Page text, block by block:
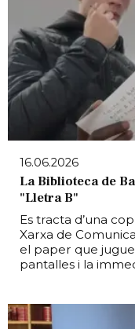
16.06.2026
La Biblioteca de
"Lletra B"
Es tracta d’una
Xarxa de
el paper que
pantalles i la